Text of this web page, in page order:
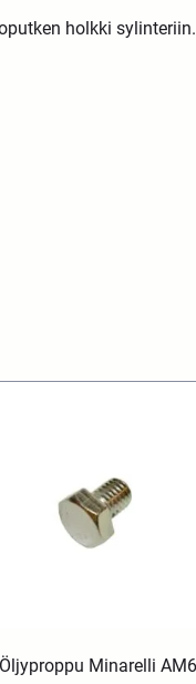
holkki
Öljyproppu Minarelli AM6